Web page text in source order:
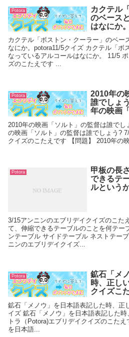
Potora
カクテル
のベース
はなにか
カクテル「ボストン・クーラー」のベー
なにか。potora11/5クイズ カクテル「ボ
なっているアルコールはなにか。 11/5
ズのこたえです ...
Potora
2010年の
誰でしょ
年の映画
2010年の映画「ソルト」の監督は誰で
の映画「ソルト」の監督は誰でしょう?
クイズのこたえです 【問題】 2010年の
Potora
甲板の長
できるテ
ルという
3/15アンニンのエブリデイクイズのこた
て、伸縮できるテーブルのことを何テー
ンテーブル サイドテーブル ネストテー
ニンのエブリデイクイズ...
Potora
鉱石「メ
時、正し
クイズこ
鉱石「メノウ」を日本語表記した時、正
イズ 鉱石「メノウ」を日本語表記した
トラ（Potora)エブリデイクイズのこたえ
を日本語...